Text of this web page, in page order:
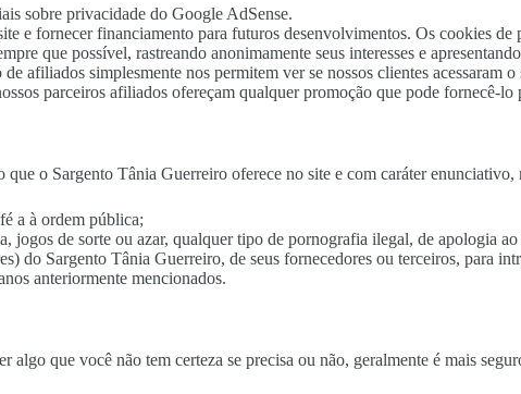
sobre privacidade do Google AdSense.
e fornecer financiamento para futuros desenvolvimentos. Os cookies
que possível, rastreando anonimamente seus interesses e
afiliados simplesmente nos permitem ver se nossos clientes acessaram
parceiros afiliados ofereçam qualquer promoção que pode fornecê-lo
o Sargento Tânia Guerreiro oferece no site e com caráter
a à ordem pública;
de sorte ou azar, qualquer tipo de pornografia ilegal, de apologia
do Sargento Tânia Guerreiro, de seus fornecedores ou terceiros, para
anteriormente mencionados.
algo que você não tem certeza se precisa ou não, geralmente é mais